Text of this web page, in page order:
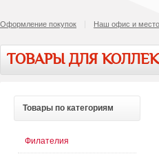
Оформление покупок Наш офис и
ТОВАРЫ ДЛЯ
Товары по категориям
Филателия